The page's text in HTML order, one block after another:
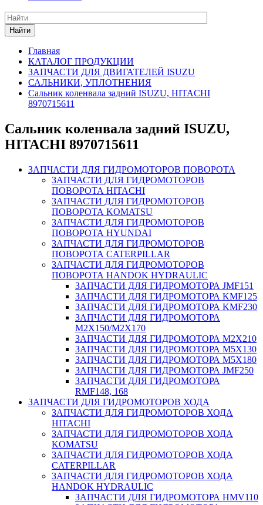
Найти
Главная
КАТАЛОГ ПРОДУКЦИИ
ЗАПЧАСТИ ДЛЯ ДВИГАТЕЛЕЙ ISUZU
САЛЬНИКИ, УПЛОТНЕНИЯ
Сальник коленвала задний ISUZU, HITACHI
8970715611
Сальник коленвала задний ISUZU,
HITACHI 8970715611
ЗАПЧАСТИ ДЛЯ ГИДРОМОТОРОВ ПОВОРОТА
ЗАПЧАСТИ ДЛЯ ГИДРОМОТОРОВ
ПОВОРОТА HITACHI
ЗАПЧАСТИ ДЛЯ ГИДРОМОТОРОВ
ПОВОРОТА KOMATSU
ЗАПЧАСТИ ДЛЯ ГИДРОМОТОРОВ
ПОВОРОТА HYUNDAI
ЗАПЧАСТИ ДЛЯ ГИДРОМОТОРОВ
ПОВОРОТА CATERPILLAR
ЗАПЧАСТИ ДЛЯ ГИДРОМОТОРОВ
ПОВОРОТА HANDOK HYDRAULIC
ЗАПЧАСТИ ДЛЯ ГИДРОМОТОРА JMF151
ЗАПЧАСТИ ДЛЯ ГИДРОМОТОРА KMF125
ЗАПЧАСТИ ДЛЯ ГИДРОМОТОРА KMF230
ЗАПЧАСТИ ДЛЯ ГИДРОМОТОРА
M2X150/M2X170
ЗАПЧАСТИ ДЛЯ ГИДРОМОТОРА M2X210
ЗАПЧАСТИ ДЛЯ ГИДРОМОТОРА M5X130
ЗАПЧАСТИ ДЛЯ ГИДРОМОТОРА M5X180
ЗАПЧАСТИ ДЛЯ ГИДРОМОТОРА JMF250
ЗАПЧАСТИ ДЛЯ ГИДРОМОТОРА
RMF148, 168
ЗАПЧАСТИ ДЛЯ ГИДРОМОТОРОВ ХОДА
ЗАПЧАСТИ ДЛЯ ГИДРОМОТОРОВ ХОДА
HITACHI
ЗАПЧАСТИ ДЛЯ ГИДРОМОТОРОВ ХОДА
KOMATSU
ЗАПЧАСТИ ДЛЯ ГИДРОМОТОРОВ ХОДА
CATERPILLAR
ЗАПЧАСТИ ДЛЯ ГИДРОМОТОРОВ ХОДА
HANDOK HYDRAULIC
ЗАПЧАСТИ ДЛЯ ГИДРОМОТОРА HMV110